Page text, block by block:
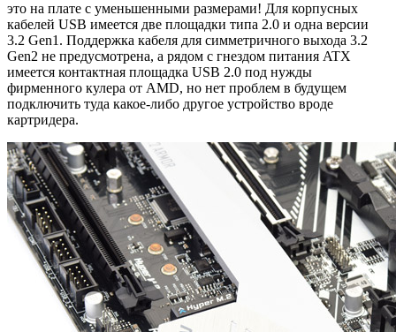
это на плате с уменьшенными размерами! Для корпусных
кабелей USB имеется две площадки типа 2.0 и одна версии
3.2 Gen1. Поддержка кабеля для симметричного выхода 3.2
Gen2 не предусмотрена, а рядом с гнездом питания ATX
имеется контактная площадка USB 2.0 под нужды
фирменного кулера от AMD, но нет проблем в будущем
подключить туда какое-либо другое устройство вроде
картридера.